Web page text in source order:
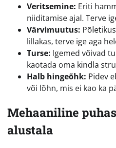
Veritsemine: Eriti
niiditamise ajal. Terve
Värvimuutus:
lillakas, terve ige aga
Turse: Igemed võivad
kaotada oma kindla
Halb hingeõhk: Pidev
või lõhn, mis ei kao ka
Mehaaniline
alustala